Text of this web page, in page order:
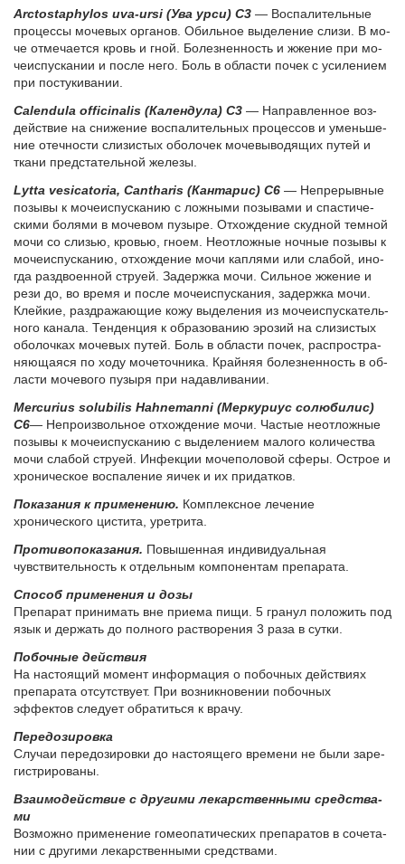
Arctostaphylos uva-ursi (Ува ур­си) C3 — Вос­па­ли­тель­ные
про­цес­сы мо­че­вых ор­га­нов. Обиль­ное вы­де­ле­ние сли­зи. В мо­
че от­ме­ча­ет­ся кровь и гной. Бо­лез­нен­ность и жже­ние при мо­
че­ис­пус­ка­нии и по­сле не­го. Боль в об­ла­сти по­чек с уси­ле­ни­ем
при по­сту­ки­ва­нии.
Calendula officinalis (Ка­лен­ду­ла) C3 — На­прав­лен­ное воз­
дей­ствие на сни­же­ние вос­па­ли­тель­ных про­цес­сов и умень­ше­
ние отеч­но­сти сли­зи­стых обо­ло­чек мо­че­вы­во­дя­щих пу­тей и
тка­ни пред­ста­тель­ной же­ле­зы.
Lytta vesicatoria, Cantharis (Кан­та­рис) C6 — Не­пре­рыв­ные
по­зы­вы к мо­че­ис­пус­ка­нию с лож­ны­ми по­зы­ва­ми и спа­сти­че­
ски­ми бо­ля­ми в мо­че­вом пу­зы­ре. От­хож­де­ние скуд­ной тем­ной
мо­чи со сли­зью, кро­вью, гно­ем. Не­от­лож­ные ноч­ные по­зы­вы к
мо­че­ис­пус­ка­нию, от­хож­де­ние мо­чи кап­ля­ми или сла­бой, ино­
гда раз­дво­ен­ной стру­ей. За­держ­ка мо­чи. Силь­ное жже­ние и
ре­зи до, во вре­мя и по­сле мо­че­ис­пус­ка­ния, за­держ­ка мо­чи.
Клей­кие, раздра­жа­ю­щие ко­жу вы­де­ле­ния из мо­че­ис­пус­ка­тель­
но­го ка­на­ла. Тен­ден­ция к обра­зо­ва­нию эро­зий на сли­зи­стых
обо­лоч­ках мо­че­вых пу­тей. Боль в об­ла­сти по­чек, рас­про­стра­
ня­ю­ща­я­ся по хо­ду мо­че­точ­ни­ка. Край­няя бо­лез­нен­ность в об­
ла­сти мо­че­во­го пу­зы­ря при на­дав­ли­ва­нии.
Mercurius solubilis Hahnemanni (Мер­ку­ри­ус со­лю­би­лис)
C6— Не­про­из­воль­ное от­хож­де­ние мо­чи. Ча­стые не­от­лож­ные
по­зы­вы к мо­че­ис­пус­ка­нию с вы­де­ле­ни­ем ма­ло­го ко­ли­че­ства
мо­чи сла­бой стру­ей. Ин­фек­ции мо­че­по­ло­вой сфе­ры. Острое и
хро­ни­че­ское вос­па­ле­ние яичек и их при­дат­ков.
Показания к применению. Комплексное лечение
хронического цистита, уретрита.
Противопоказания. Повышенная индивидуальная
чувствительность к отдельным компонентам препарата.
Спо­соб при­ме­не­ния и до­зы
Препарат принимать вне приема пищи. 5 гранул положить под
язык и держать до полного растворения 3 раза в сутки.
По­боч­ные действия
На настоящий момент информация о побочных действиях
препарата отсутствует. При возникновении побочных
эффектов следует обратиться к врачу.
Пе­ре­до­зи­ров­ка
Слу­чаи пе­ре­до­зи­ров­ки до на­сто­я­ще­го вре­ме­ни не бы­ли за­ре­
ги­стри­ро­ва­ны.
Вза­и­мо­действие с дру­ги­ми ле­кар­ствен­ны­ми сред­ства­
ми
Воз­мож­но при­ме­не­ние го­мео­па­ти­че­ских пре­па­ра­тов в со­че­та­
нии с дру­ги­ми ле­кар­ствен­ны­ми сред­ства­ми.